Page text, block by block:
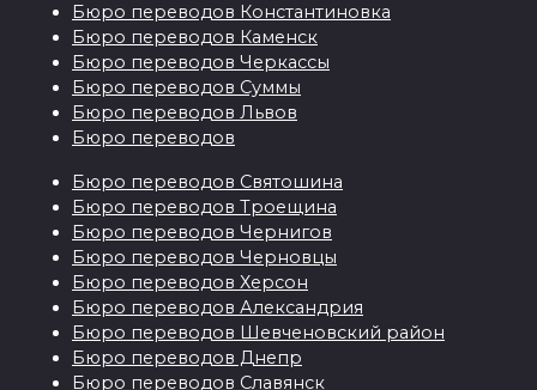
Бюро переводов Константиновка
Бюро переводов Каменск
Бюро переводов Черкассы
Бюро переводов Суммы
Бюро переводов Львов
Бюро переводов
Бюро переводов Святошина
Бюро переводов Троещина
Бюро переводов Чернигов
Бюро переводов Черновцы
Бюро переводов Херсон
Бюро переводов Александрия
Бюро переводов Шевченовский район
Бюро переводов Днепр
Бюро переводов Славянск